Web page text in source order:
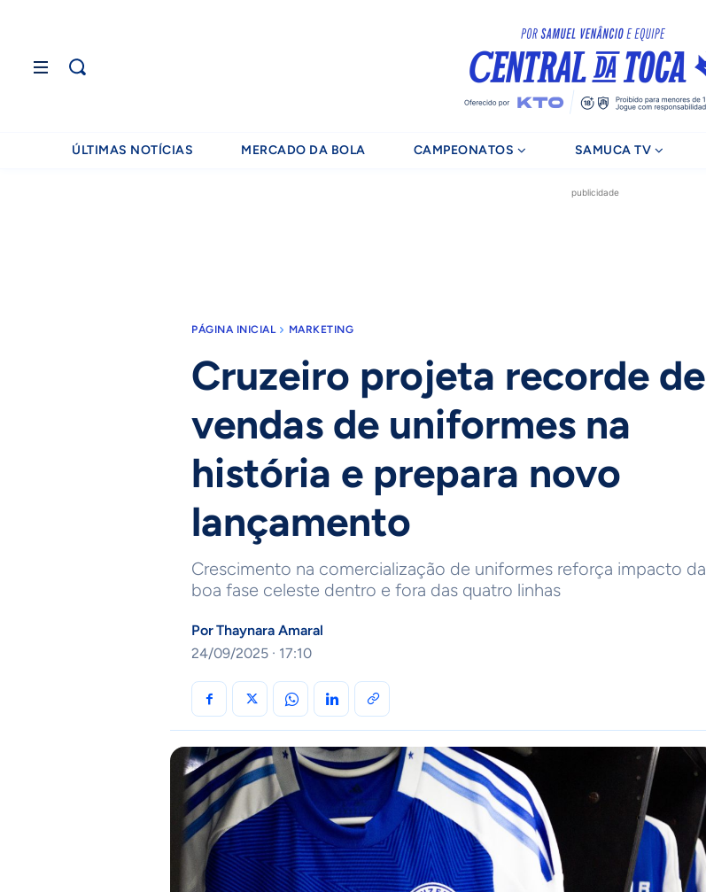
ÚLTIMAS NOTÍCIAS MERCADO DA BOLA CAMPEONATOS SAMUCA TV
publicidade
PÁGINA INICIAL MARKETING
Cruzeiro projeta recorde de
vendas de uniformes na
história e prepara novo
lançamento
Crescimento na comercialização de uniformes reforça impacto da
boa fase celeste dentro e fora das quatro linhas
PorThaynara Amaral
24/09/2025 · 17:10